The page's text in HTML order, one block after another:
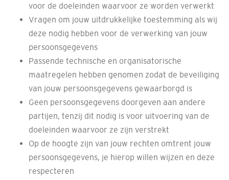
voor de doeleinden waarvoor ze worden verwerkt
Vragen om jouw uitdrukkelijke toestemming als wij
deze nodig hebben voor de verwerking van jouw
persoonsgegevens
Passende technische en organisatorische
maatregelen hebben genomen zodat de beveiliging
van jouw persoonsgegevens gewaarborgd is
Geen persoonsgegevens doorgeven aan andere
partijen, tenzij dit nodig is voor uitvoering van de
doeleinden waarvoor ze zijn verstrekt
Op de hoogte zijn van jouw rechten omtrent jouw
persoonsgegevens, je hierop willen wijzen en deze
respecteren